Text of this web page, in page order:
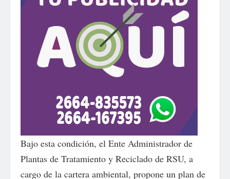
Bajo esta condición, el Ente Administrador de
Plantas de Tratamiento y Reciclado de RSU, a
cargo de la cartera ambiental, propone un plan de